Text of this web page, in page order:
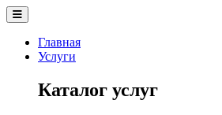
Главная
Услуги
Каталог услуг